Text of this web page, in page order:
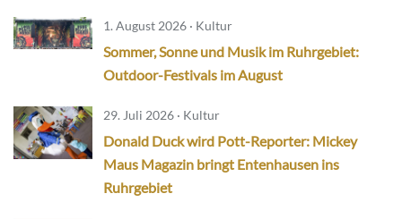
1. August 2026 · Kultur
Sommer, Sonne und Musik im Ruhrgebiet:
Outdoor-Festivals im August
29. Juli 2026 · Kultur
Donald Duck wird Pott-Reporter: Mickey
Maus Magazin bringt Entenhausen ins
Ruhrgebiet